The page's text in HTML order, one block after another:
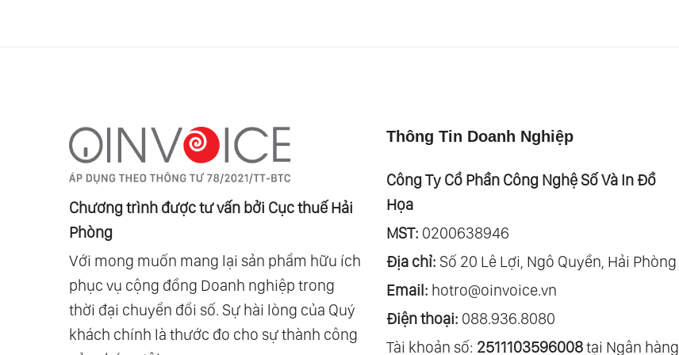
Chương trình được tư vấn bởi Cục thuế Hải
Phòng
Với mong muốn mang lại sản phẩm hữu ích
phục vụ cộng đồng Doanh nghiệp trong
thời đại chuyển đổi số. Sự hài lòng của Quý
khách chính là thước đo cho sự thành công
Thông Tin Doanh Nghiệp
Công Ty Cổ Phần Công Nghệ Số Và In Đồ
Họa
MST: 0200638946
Địa chỉ: Số 20 Lê Lợi, Ngô Quyền, Hải Phòng
Email: hotro@oinvoice.vn
Điện thoại: 088.936.8080
Tài khoản số: 2511103596008tại Ngân hàng